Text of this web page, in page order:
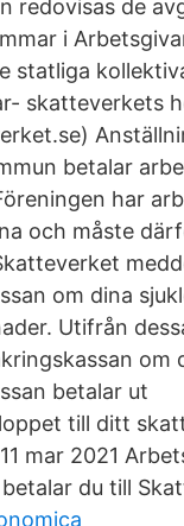
redovisas de
i
statliga
skatteverkets
betalar
har
och måste
om dina
Utifrån
om
betalar ut
till ditt
mar 2021
du till